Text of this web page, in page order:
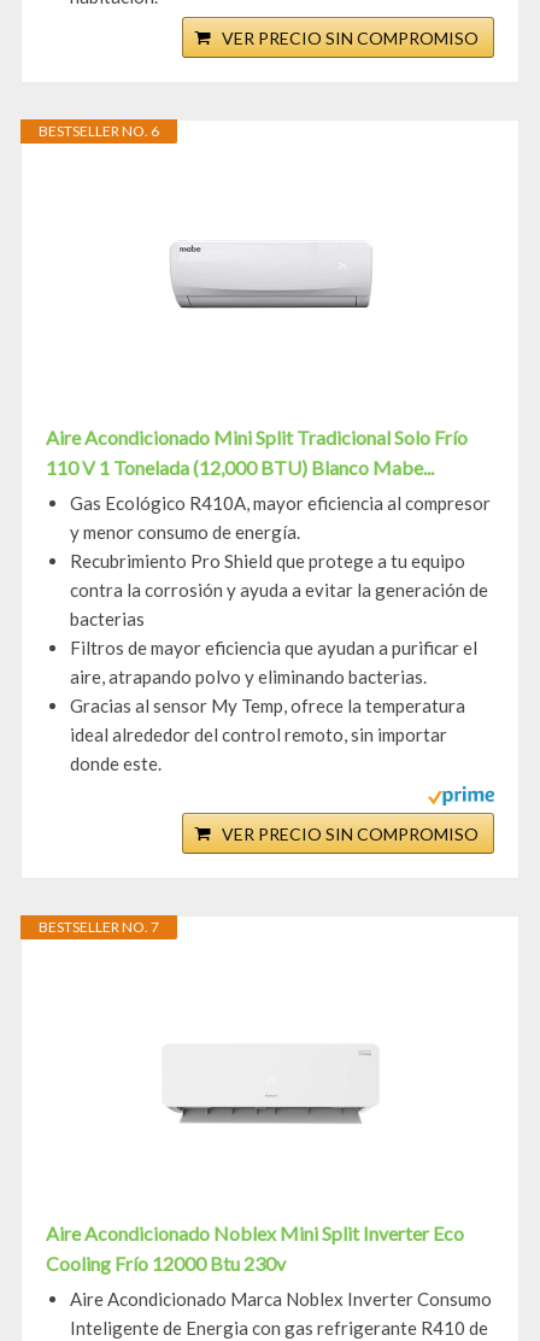
VER PRECIO SIN COMPROMISO
BESTSELLER NO. 6
Aire Acondicionado Mini Split Tradicional Solo Frío
110 V 1 Tonelada (12,000 BTU) Blanco Mabe...
Gas Ecológico R410A, mayor eficiencia al compresor
y menor consumo de energía.
Recubrimiento Pro Shield que protege a tu equipo
contra la corrosión y ayuda a evitar la generación de
bacterias
Filtros de mayor eficiencia que ayudan a purificar el
aire, atrapando polvo y eliminando bacterias.
Gracias al sensor My Temp, ofrece la temperatura
ideal alrededor del control remoto, sin importar
donde este.
VER PRECIO SIN COMPROMISO
BESTSELLER NO. 7
Aire Acondicionado Noblex Mini Split Inverter Eco
Cooling Frío 12000 Btu 230v
Aire Acondicionado Marca Noblex Inverter Consumo
Inteligente de Energia con gas refrigerante R410 de